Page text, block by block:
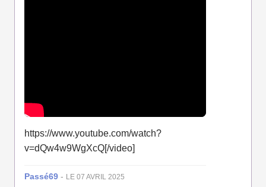
https://www.youtube.com/watch?
v=dQw4w9WgXcQ[/video]
Passé69 - LE 07 AVRIL 2025